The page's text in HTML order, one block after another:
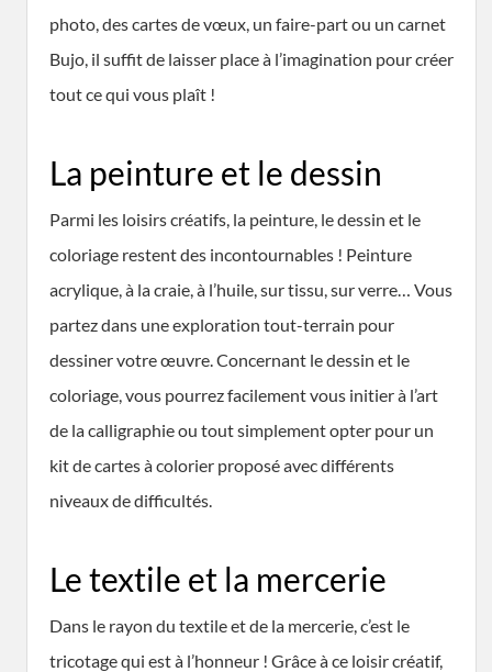
photo, des cartes de vœux, un faire-part ou un carnet
Bujo, il suffit de laisser place à l’imagination pour créer
tout ce qui vous plaît !
La peinture et le dessin
Parmi les loisirs créatifs, la peinture, le dessin et le
coloriage restent des incontournables ! Peinture
acrylique, à la craie, à l’huile, sur tissu, sur verre… Vous
partez dans une exploration tout-terrain pour
dessiner votre œuvre. Concernant le dessin et le
coloriage, vous pourrez facilement vous initier à l’art
de la calligraphie ou tout simplement opter pour un
kit de cartes à colorier proposé avec différents
niveaux de difficultés.
Le textile et la mercerie
Dans le rayon du textile et de la mercerie, c’est le
tricotage qui est à l’honneur ! Grâce à ce loisir créatif,